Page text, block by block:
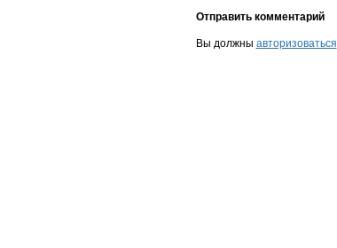
Отправить комментарий
Вы должны авторизоваться